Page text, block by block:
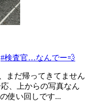
#検査官…なんでー💨
まだ帰ってきてません
、上からの写真なん
使い回しです...